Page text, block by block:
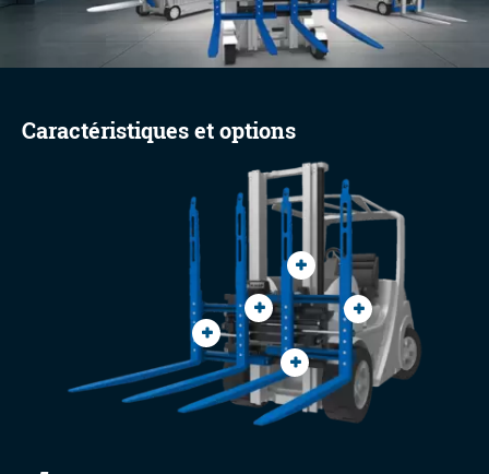
Caractéristiques et options